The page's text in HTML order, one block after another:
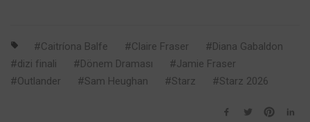
Hikayesini
Kapatan 90
Dakikalık Veda
Caitríona Balfe Claire Fraser
Diana Gabaldon
dizi finali
Dönem Draması
Jamie Fraser
Outlander
Sam Heughan Starz Starz 2026